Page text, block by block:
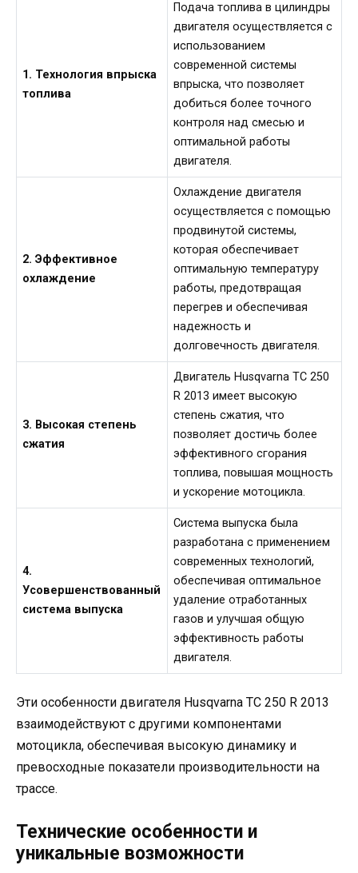
1. Технология впрыска
топлива
Подача топлива в цилиндры
двигателя осуществляется с
использованием
современной системы
впрыска, что позволяет
добиться более точного
контроля над смесью и
оптимальной работы
двигателя.
2. Эффективное
охлаждение
Охлаждение двигателя
осуществляется с помощью
продвинутой системы,
которая обеспечивает
оптимальную температуру
работы, предотвращая
перегрев и обеспечивая
надежность и
долговечность двигателя.
3. Высокая степень
сжатия
Двигатель Husqvarna TC 250
R 2013 имеет высокую
степень сжатия, что
позволяет достичь более
эффективного сгорания
топлива, повышая мощность
и ускорение мотоцикла.
4.
Усовершенствованный
система выпуска
Система выпуска была
разработана с применением
современных технологий,
обеспечивая оптимальное
удаление отработанных
газов и улучшая общую
эффективность работы
двигателя.
Эти особенности двигателя Husqvarna TC 250 R 2013
взаимодействуют с другими компонентами
мотоцикла, обеспечивая высокую динамику и
превосходные показатели производительности на
трассе.
Технические особенности и
уникальные возможности